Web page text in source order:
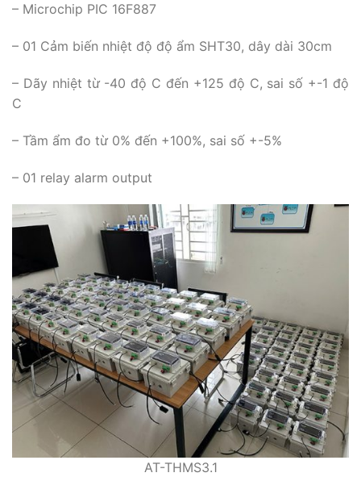
– Microchip PIC 16F887
– 01 Cảm biến nhiệt độ độ ẩm SHT30, dây dài 30cm
– Dãy nhiệt từ -40 độ C đến +125 độ C, sai số +-1 độ
C
– Tầm ẩm đo từ 0% đến +100%, sai số +-5%
– 01 relay alarm output
AT-THMS3.1